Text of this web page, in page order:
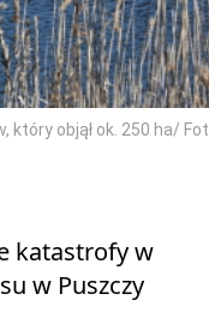
objął ok. 250 ha/ Fot.
katastrofy w
w Puszczy